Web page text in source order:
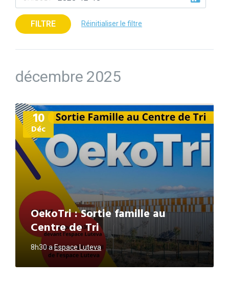
FILTRE Réinitialiser le filtre
décembre 2025
10
Déc
OekoTri : Sortie famille au
Centre de Tri
8h30aEspace Luteva
Plus
d'informations